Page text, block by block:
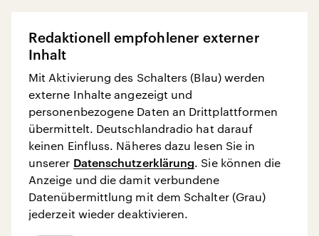
Redaktionell empfohlener externer
Inhalt
Mit Aktivierung des Schalters (Blau) werden
externe Inhalte angezeigt und
personenbezogene Daten an Drittplattformen
übermittelt. Deutschlandradio hat darauf
keinen Einfluss. Näheres dazu lesen Sie in
unserer Datenschutzerklärung. Sie können die
Anzeige und die damit verbundene
Datenübermittlung mit dem Schalter (Grau)
jederzeit wieder deaktivieren.